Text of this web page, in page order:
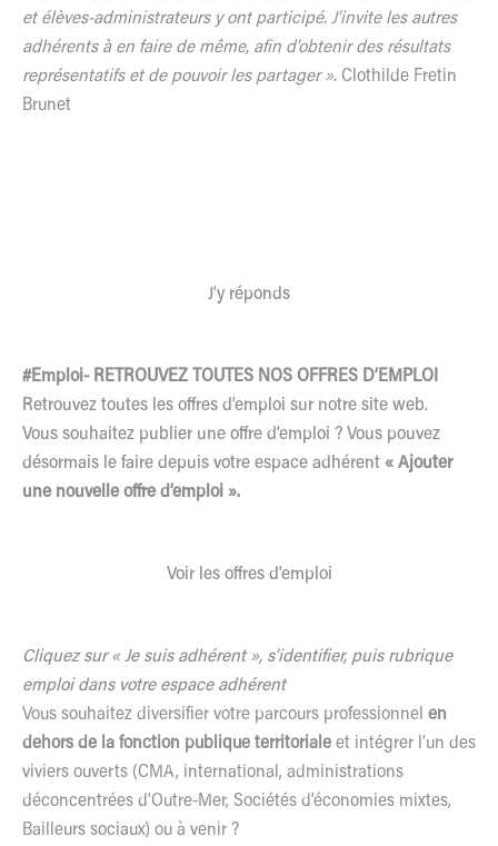
et élèves-administrateurs y ont participé. J’invite les autres
adhérents à en faire de même, afin d’obtenir des résultats
représentatifs et de pouvoir les partager ». Clothilde Fretin
Brunet
J’y réponds
#Emploi- RETROUVEZ TOUTES NOS OFFRES D’EMPLOI
Retrouvez toutes les offres d’emploi sur notre site web.
Vous souhaitez publier une offre d’emploi ? Vous pouvez
désormais le faire depuis votre espace adhérent « Ajouter
une nouvelle offre d’emploi ».
Voir les offres d’emploi
Cliquez sur « Je suis adhérent », s’identifier, puis rubrique
emploi dans votre espace adhérent
Vous souhaitez diversifier votre parcours professionnel en
dehors de la fonction publique territoriale et intégrer l’un des
viviers ouverts (CMA, international, administrations
déconcentrées d’Outre-Mer, Sociétés d’économies mixtes,
Bailleurs sociaux) ou à venir ?